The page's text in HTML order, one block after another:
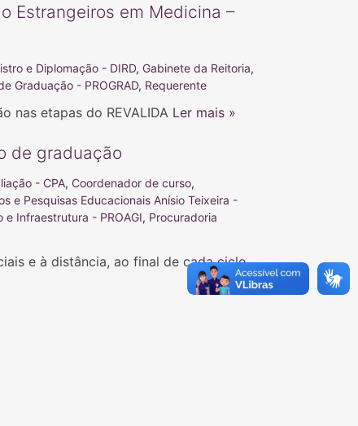
Estrangeiros em Medicina –
e Diplomação - DIRD, Gabinete da Reitoria,
Graduação - PROGRAD, Requerente
nas etapas do REVALIDA Ler mais »
de graduação
- CPA, Coordenador de curso,
e Pesquisas Educacionais Anísio Teixeira -
e Infraestrutura - PROAGI, Procuradoria
e à distância, ao final de cada ciclo